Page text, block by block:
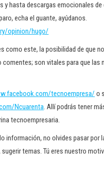
y hasta descargas emocionales
echa el guante, ayúdanos.
opinion/hugo/
como este, la posibilidad de que
son vitales para que las
tecnoempresa/ o
Ncuarenta. Allí podrás tener
tecnoempresaria.
información, no olvides pasar por
temas. Tú eres nuestro